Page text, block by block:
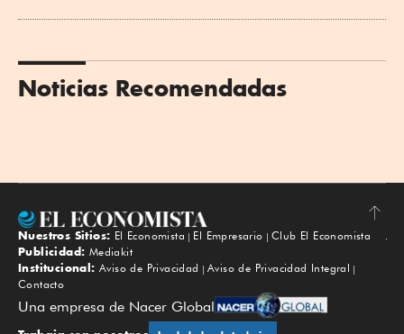
Noticias Recomendadas
Subir
Nuestros Sitios: El Economista El Empresario
Club El Economista
Publicidad: Mediakit
Institucional: Aviso de Privacidad
Aviso de Privacidad Integral
Contacto
Una empresa de Nacer Global